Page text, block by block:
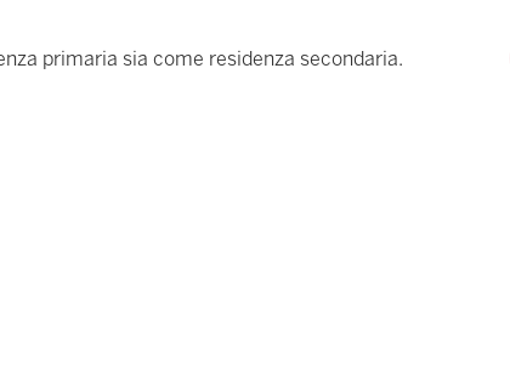
primaria sia come residenza secondaria.